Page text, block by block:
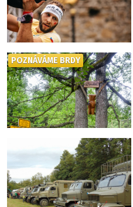
POZNÁVÁME BRDY